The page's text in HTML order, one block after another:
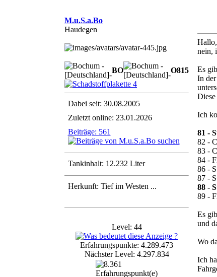
M.u.S.a.Bo
Haudegen
BO O815
Dabei seit: 30.08.2005
Zuletzt online: 23.01.2026
Beiträge: 561
Tankinhalt: 12.232 Liter
Herkunft: Tief im Westen ...
Level: 44
Erfahrungspunkte: 4.289.473
Nächster Level: 4.297.834
Hallo,
nein,
Es
In
Ich
81 -
82 -
83 -
84 -
86 -
87 -
88 -
89 -
Es
und
Wo
Ich